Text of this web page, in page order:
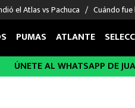
el Atlas vs Pachuca Cuándo
EXTRANJERO FIGURAS
PUMAS ATLANTE
ÚNETE AL WHATSAPP DE